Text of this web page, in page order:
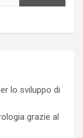
lo sviluppo di
grazie al